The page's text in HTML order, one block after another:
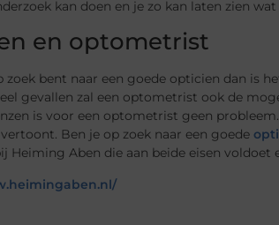
kan doen en je zo kan laten zien
en optometrist
zoek bent naar een goede opticien dan is
gevallen zal een optometrist ook de
is voor een optometrist geen
Ben je op zoek naar een goede
Heiming Aben die aan beide eisen voldoet